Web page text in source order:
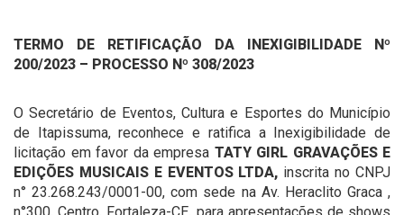
TERMO DE RETIFICAÇÃO DA INEXIGIBILIDADE Nº
200/2023 – PROCESSO Nº 308/2023
O Secretário de Eventos, Cultura e Esportes do Município
de Itapissuma, reconhece e ratifica a Inexigibilidade de
licitação em favor da empresa TATY GIRL GRAVAÇÕES E
EDIÇÕES MUSICAIS E EVENTOS LTDA, inscrita no CNPJ
n° 23.268.243/0001-00, com sede na Av. Heraclito Graca ,